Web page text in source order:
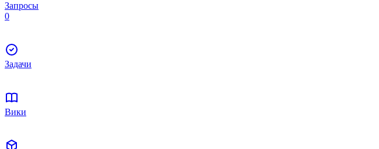
Запросы
0
Задачи
Вики